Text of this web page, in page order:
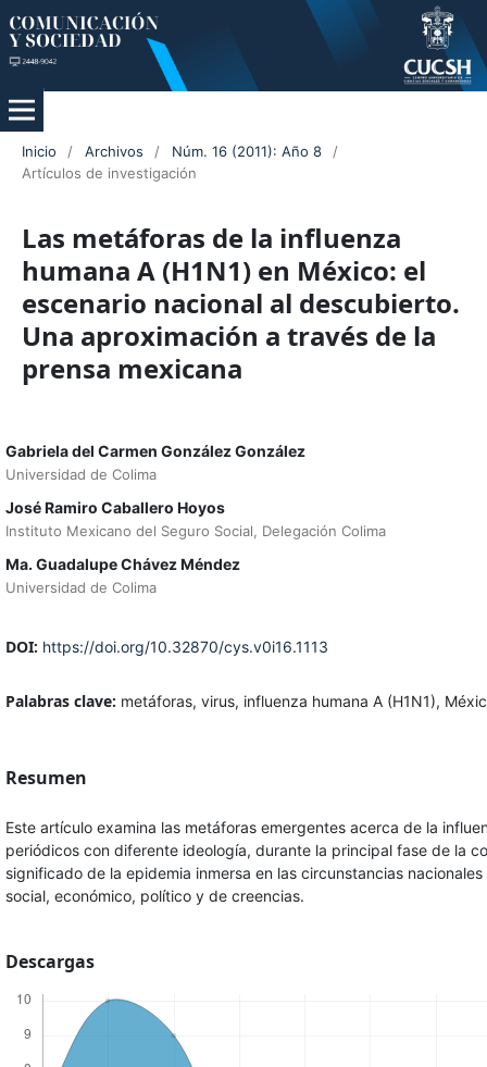
Inicio / Archivos / Núm. 16 (2011): Año 8
/
Artículos de investigación
Las metáforas de la influenza
humana A (H1N1) en México: el
escenario nacional al descubierto.
Una aproximación a través de la
prensa mexicana
Gabriela del Carmen González González
Universidad de Colima
José Ramiro Caballero Hoyos
Instituto Mexicano del Seguro Social, Delegación Colima
Ma. Guadalupe Chávez Méndez
Universidad de Colima
DOI: https://doi.org/10.32870/cys.v0i16.1113
Palabras clave: metáforas, virus, influenza humana A (H1N1),
Resumen
Este artículo examina las metáforas emergentes acerca de la
periódicos con diferente ideología, durante la principal fase de la
significado de la epidemia inmersa en las circunstancias
social, económico, político y de creencias.
Descargas